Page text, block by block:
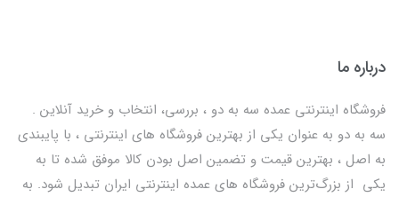
درباره ما
فروشگاه اینترنتی عمده سه به دو ، بررسی، انتخاب و خرید آنلاین .
سه به دو به عنوان یکی از بهترين فروشگاه های اینترنتی ، با پایبندی
به اصل ، بهترين قيمت و تضمین اصل‌ بودن کالا موفق شده تا به
يكي از بزرگ‌ترين فروشگاه هاي عمده اینترنتی ایران تبدیل شود. به